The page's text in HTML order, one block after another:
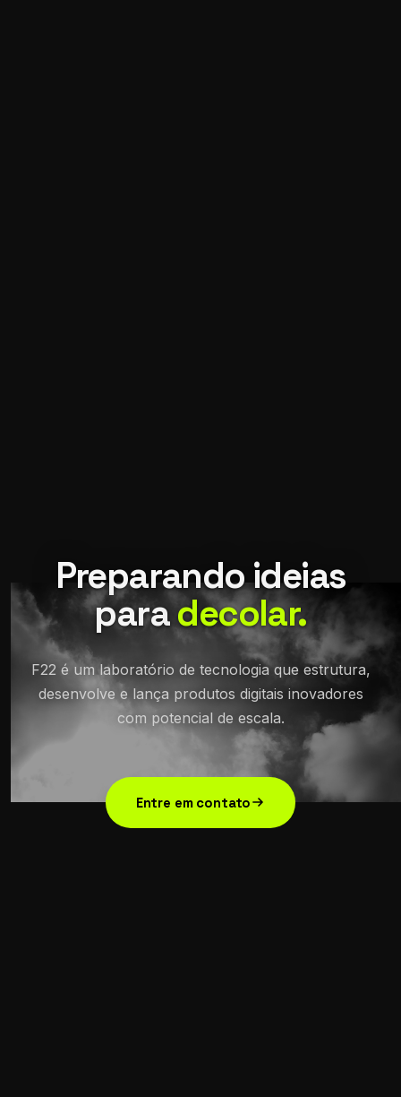
Preparando ideias
paradecolar.
F22 é um laboratório de tecnologia que estrutura,
desenvolve e lança produtos digitais inovadores
com potencial de escala.
Entre em contato